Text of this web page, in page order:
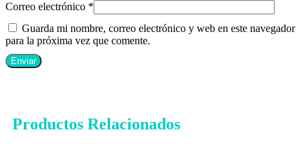
Correo electrónico *
Guarda mi nombre, correo electrónico y web en este navegador
para la próxima vez que comente.
Productos Relacionados